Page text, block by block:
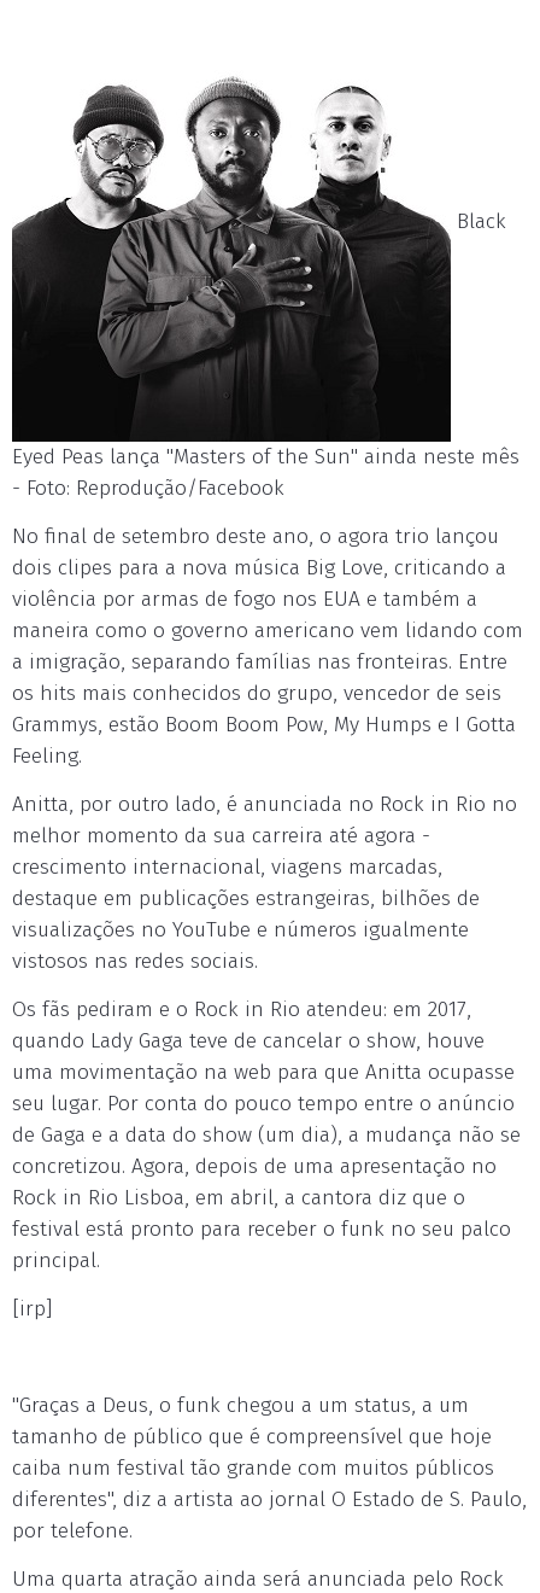
Black
Eyed Peas lança "Masters of the Sun" ainda neste mês
- Foto: Reprodução/Facebook
No final de setembro deste ano, o agora trio lançou
dois clipes para a nova música Big Love, criticando a
violência por armas de fogo nos EUA e também a
maneira como o governo americano vem lidando com
a imigração, separando famílias nas fronteiras. Entre
os hits mais conhecidos do grupo, vencedor de seis
Grammys, estão Boom Boom Pow, My Humps e I Gotta
Feeling.
Anitta, por outro lado, é anunciada no Rock in Rio no
melhor momento da sua carreira até agora -
crescimento internacional, viagens marcadas,
destaque em publicações estrangeiras, bilhões de
visualizações no YouTube e números igualmente
vistosos nas redes sociais.
Os fãs pediram e o Rock in Rio atendeu: em 2017,
quando Lady Gaga teve de cancelar o show, houve
uma movimentação na web para que Anitta ocupasse
seu lugar. Por conta do pouco tempo entre o anúncio
de Gaga e a data do show (um dia), a mudança não se
concretizou. Agora, depois de uma apresentação no
Rock in Rio Lisboa, em abril, a cantora diz que o
festival está pronto para receber o funk no seu palco
principal.
[irp]
"Graças a Deus, o funk chegou a um status, a um
tamanho de público que é compreensível que hoje
caiba num festival tão grande com muitos públicos
diferentes", diz a artista ao jornal O Estado de S. Paulo,
por telefone.
Uma quarta atração ainda será anunciada pelo Rock